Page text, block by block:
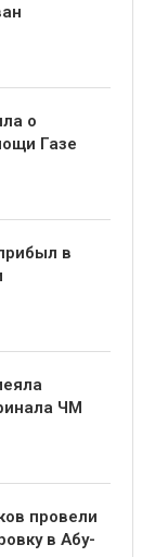
о
Газе
в
ЧМ
провели
в Абу-